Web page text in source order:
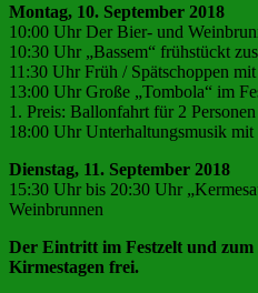
Montag, 10. September 2018
10:00 Uhr Der Bier- und
10:30 Uhr „Bassem“ frühstückt
11:30 Uhr Früh / Spätschoppen
13:00 Uhr Große „Tombola“ im
1. Preis: Ballonfahrt für 2
18:00 Uhr Unterhaltungsmusik mit
Dienstag, 11. September 2018
15:30 Uhr bis 20:30 Uhr
Weinbrunnen
Der Eintritt im Festzelt und zum
Kirmestagen frei.